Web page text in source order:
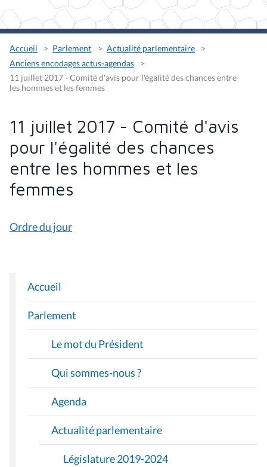
Accueil Parlement
Actualité parlementaire
Anciens encodages actus-agendas
11 juillet 2017 - Comité d'avis pour l'égalité des chances entre
les hommes et les femmes
11 juillet 2017 - Comité d'avis
pour l'égalité des chances
entre les hommes et les
femmes
Ordre du jour
N
A
V
G
T
O
Accueil
Parlement
Le mot du Président
Qui sommes-nous ?
Agenda
Actualité parlementaire
Législature 2019-2024